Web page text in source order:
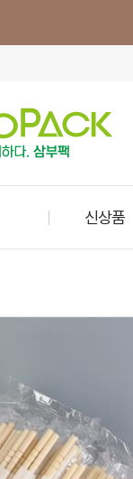
신상품